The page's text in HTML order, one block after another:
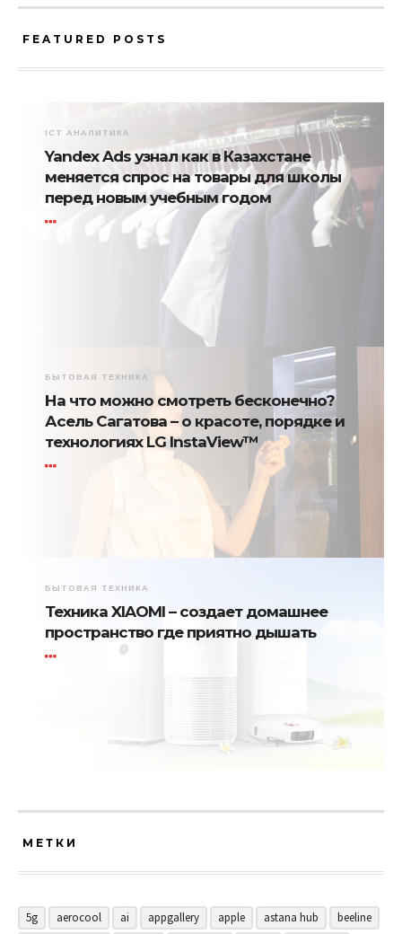
FEATURED POSTS
ICT АНАЛИТИКА
Yandex Ads узнал как в Казахстане
меняется спрос на товары для школы
перед новым учебным годом
БЫТОВАЯ ТЕХНИКА
На что можно смотреть бесконечно?
Асель Сагатова – о красоте, порядке и
технологиях LG InstaView™
БЫТОВАЯ ТЕХНИКА
Техника XIAOMI – создает домашнее
пространство где приятно дышать
МЕТКИ
5g aerocool ai appgallery apple astana hub
beeline